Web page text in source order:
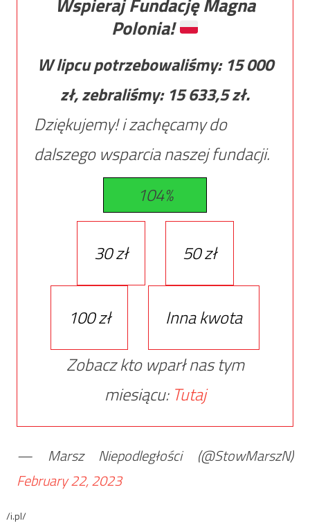
Polonia!
W lipcu potrzebowaliśmy: 15 000
zł, zebraliśmy: 15 633,5zł.
Dziękujemy! i zachęcamy do
dalszego wsparcia naszej fundacji.
104%
30 zł 50 zł
100 zł
Inna kwota
Zobacz kto wparł nas tym
miesiącu: Tutaj
— Marsz Niepodległości (@StowMarszN)
February 22, 2023
/i.pl/